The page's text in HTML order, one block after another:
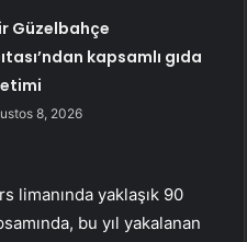
Güzelbahçe
kapsamlı gıda
8, 2026
limanında yaklaşık 90
bu yıl yakalanan